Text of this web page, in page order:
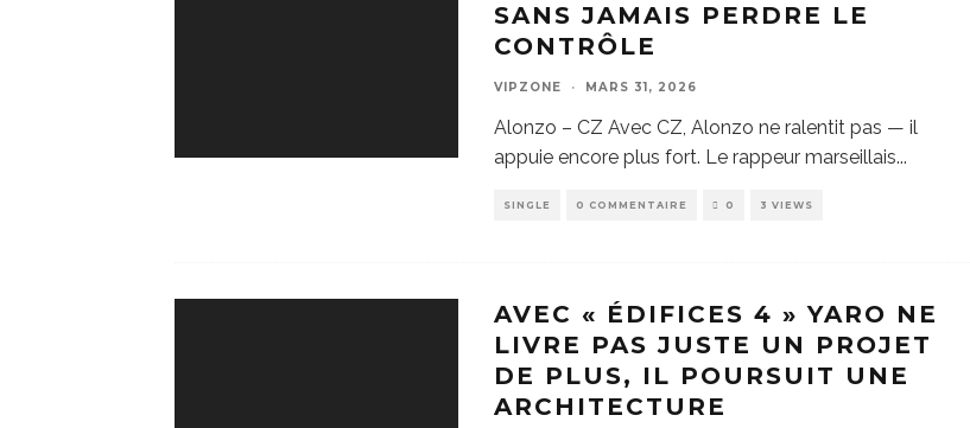
SANS JAMAIS PERDRE LE
CONTRÔLE
VIPZONE · MARS 31, 2026
Alonzo – CZ Avec CZ, Alonzo ne ralentit pas — il
appuie encore plus fort. Le rappeur marseillais...
SINGLE 0 COMMENTAIRE 0 3 VIEWS
AVEC « ÉDIFICES 4 » YARO NE
LIVRE PAS JUSTE UN PROJET
DE PLUS, IL POURSUIT UNE
ARCHITECTURE